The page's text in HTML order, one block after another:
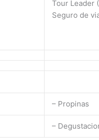
Tour Leader
Seguro de
– Propinas
–